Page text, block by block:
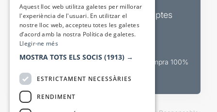
Butlletins d’actualitat i descomptes
Valora espectacles
Canal oficial de venda teatral Compra 100%
Aquest lloc web utilitza galetes per millorar
l'experiència de l'usuari. En utilitzar el
nostre lloc web, accepteu totes les galetes
d’acord amb la nostra Política de galetes.
Llegir-ne més
MOSTRA TOTS ELS SOCIS (1913) →
ESTRICTAMENT NECESSÀRIES
RENDIMENT